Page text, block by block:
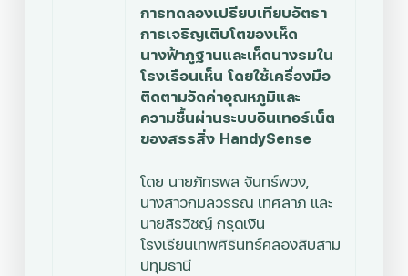
การทดลองเปรียบเทียบอัตรา
การเจริญเติบโตของเห็ด
นางฟ้าภูฐานและเห็ดนางรมใน
โรงเรือนเห็น โดยใช้เครื่องมือ
ติดตามวัดค่าอุณหภูมิและ
ความชื้นผ่านระบบอินเทอร์เน็ต
ของสรรสิ่ง HandySense
โดย นายภัทรพล จันทร์พวง,
นางสาวกมลวรรณ เทศลาภ และ
นายสิรวิชญ์ กรุดเงิน
โรงเรียนเทพศิรินทร์คลองสิบสาม
ปทุมธานี